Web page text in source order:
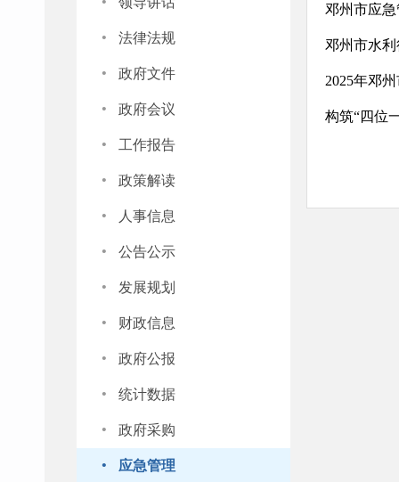
· 法律法规
· 政府文件
· 政府会议
· 工作报告
· 政策解读
· 人事信息
· 公告公示
· 发展规划
· 财政信息
· 政府公报
· 统计数据
· 政府采购
· 应急管理
邓州市应
邓州市水
2025年邓
构筑“四位